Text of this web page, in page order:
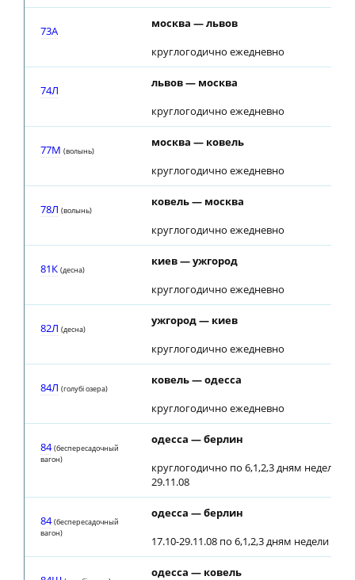
73A
москва — львов
круглогодично ежедневно
74Л
львов — москва
круглогодично ежедневно
77М (волынь)
москва — ковель
круглогодично ежедневно
78Л (волынь)
ковель — москва
круглогодично ежедневно
81К (десна)
киев — ужгород
круглогодично ежедневно
82Л (десна)
ужгород — киев
круглогодично ежедневно
84Л (голубi озера)
ковель — одесса
круглогодично ежедневно
84 (беспересадочный
вагон)
одесса — берлин
круглогодично по 6,1,2,3 дням недели,
29.11.08
84 (беспересадочный
вагон)
одесса — берлин
17.10-29.11.08 по 6,1,2,3 дням недели
одесса — ковель